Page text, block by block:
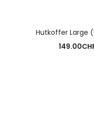
Hutkoffer Large
149.00
AUSFÜHRUNG